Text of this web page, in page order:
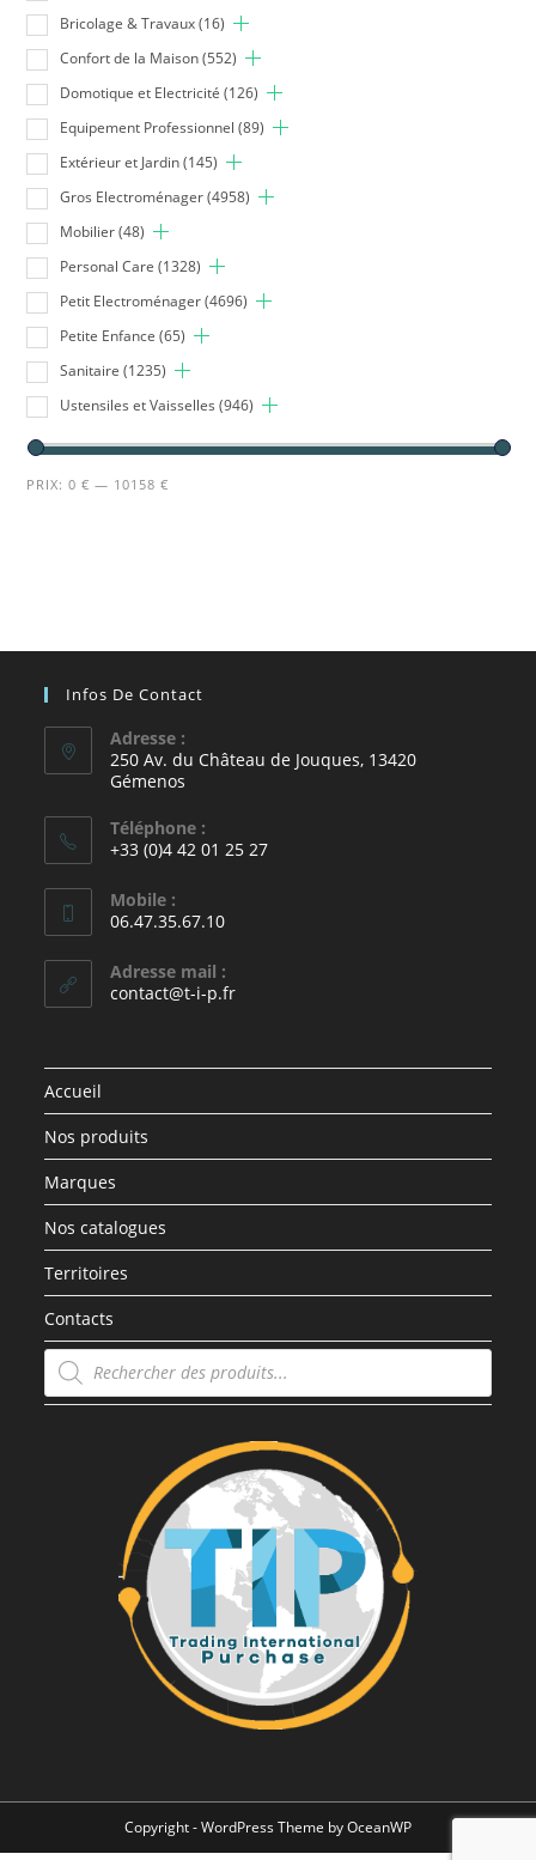
Bricolage & Travaux (16)
Confort de la Maison (552)
Domotique et Electricité (126)
Equipement Professionnel (89)
Extérieur et Jardin (145)
Gros Electroménager (4958)
Mobilier (48)
Personal Care (1328)
Petit Electroménager (4696)
Petite Enfance (65)
Sanitaire (1235)
Ustensiles et Vaisselles (946)
PRIX:0 € — 10158 €
Infos De Contact
Adresse :
250 Av. du Château de Jouques, 13420
Gémenos
Téléphone :
+33 (0)4 42 01 25 27
Mobile :
06.47.35.67.10
Adresse mail :
contact@t-i-p.fr
Accueil
Nos produits
Marques
Nos catalogues
Territoires
Contacts
Recherche
de
produits
Copyright - WordPress Theme by OceanWP